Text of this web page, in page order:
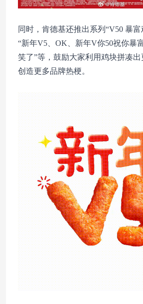
同时，肯德基还推出系列“V50 暴
“新年V5、OK、新年V你50祝你暴
笑了”等，鼓励大家利用鸡块拼凑
创造更多品牌热梗。